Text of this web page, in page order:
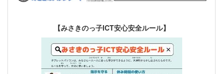
【みさきのっ子ICT安心安全ルール】